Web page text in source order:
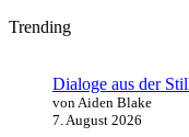
Trending
Dialoge aus der
von Aiden Blake
7. August 2026